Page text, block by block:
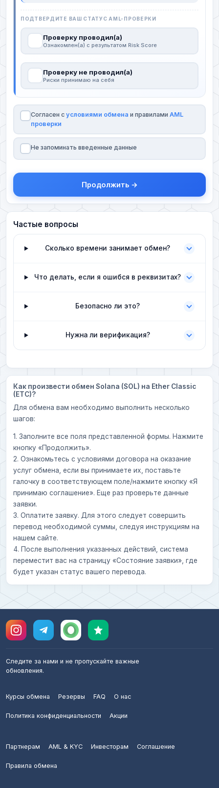
ПОДТВЕРДИТЕ ВАШ СТАТУС AML-ПРОВЕРКИ
Проверку проводил(а)
Ознакомлен(а) с результатом Risk Score
Проверку не проводил(а)
Риски принимаю на себя
Согласен с условиями обмена и правилами AML
проверки
Не запоминать введенные данные
Продолжить →
Частые вопросы
Сколько времени занимает обмен?
Что делать, если я ошибся в реквизитах?
Безопасно ли это?
Нужна ли верификация?
Как произвести обмен Solana (SOL) на Ether Classic
(ETC)?
Для обмена вам необходимо выполнить несколько
шагов:
1. Заполните все поля представленной формы. Нажмите
кнопку «Продолжить».
2. Ознакомьтесь с условиями договора на оказание
услуг обмена, если вы принимаете их, поставьте
галочку в соответствующем поле/нажмите кнопку «Я
принимаю соглашение». Еще раз проверьте данные
заявки.
3. Оплатите заявку. Для этого следует совершить
перевод необходимой суммы, следуя инструкциям на
нашем сайте.
4. После выполнения указанных действий, система
переместит вас на страницу «Состояние заявки», где
будет указан статус вашего перевода.
Следите за нами и не пропускайте важные
обновления.
Курсы обмена Резервы FAQ О нас
Политика конфиденциальности Акции
Партнерам AML & KYC Инвесторам Соглашение
Правила обмена